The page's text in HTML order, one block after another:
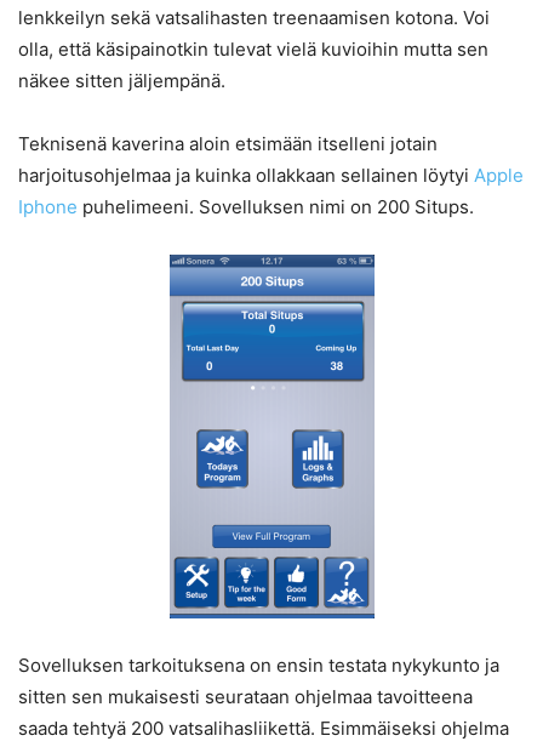
lenkkeilyn sekä vatsalihasten treenaamisen kotona. Voi
olla, että käsipainotkin tulevat vielä kuvioihin mutta sen
näkee sitten jäljempänä.
Teknisenä kaverina aloin etsimään itselleni jotain
harjoitusohjelmaa ja kuinka ollakkaan sellainen löytyi Apple
Iphone puhelimeeni. Sovelluksen nimi on 200 Situps.
Sovelluksen tarkoituksena on ensin testata nykykunto ja
sitten sen mukaisesti seurataan ohjelmaa tavoitteena
saada tehtyä 200 vatsalihasliikettä. Esimmäiseksi ohjelma